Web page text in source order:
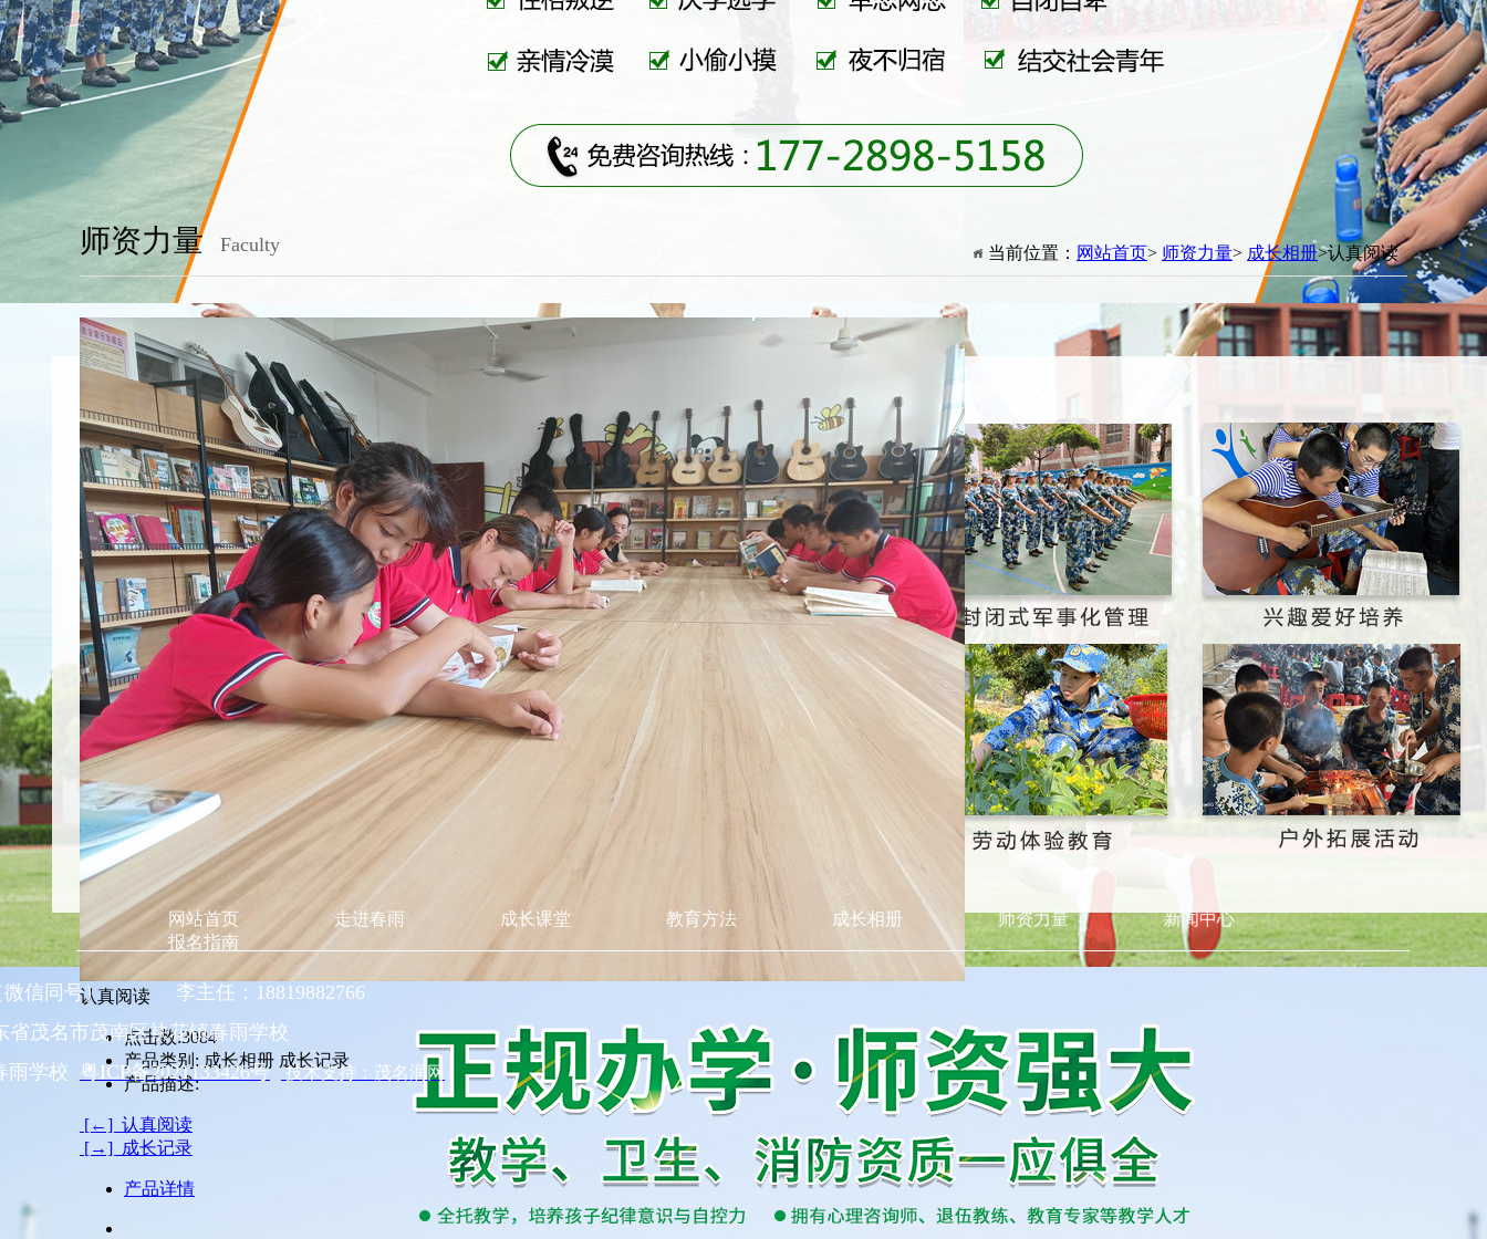
师资力量 Faculty 当前位置： 网站首页> 师资力量> 成长相册>认真阅读
认真阅读
点击数:3084
产品类别: 成长相册 成长记录
产品描述:
[←] 认真阅读
[→] 成长记录
产品详情
网站首页 走进春雨 成长课堂 教育方法 成长相册 师资力量
新闻中心
报名指南
（微信同号） 李主任：18819882766
省茂名市茂南区袂花镇春雨学校
雨学校 粤ICP备2021133426号 技术支持：茂名润网